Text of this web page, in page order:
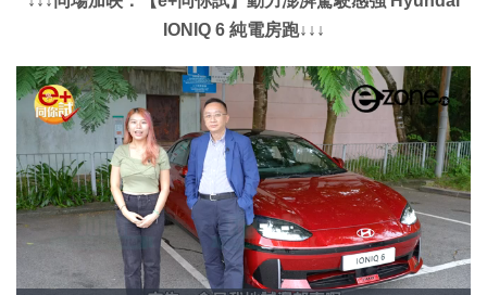
IONIQ 6 純電房跑↓↓↓